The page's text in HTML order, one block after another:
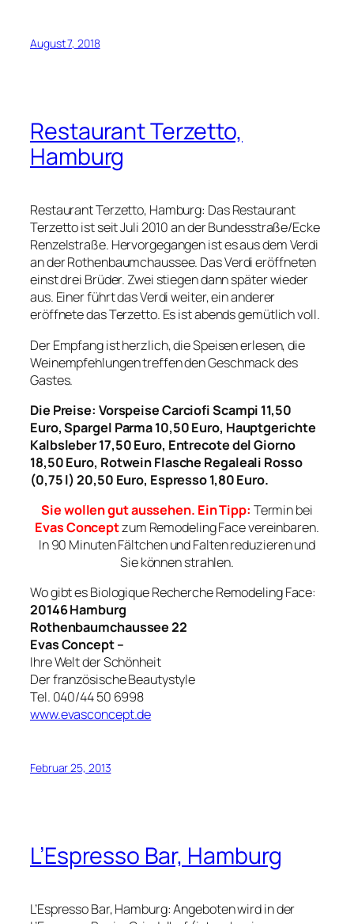
August 7, 2018
Restaurant Terzetto,
Hamburg
Restaurant Terzetto, Hamburg: Das Restaurant
Terzetto ist seit Juli 2010 an der Bundesstraße/Ecke
Renzelstraße. Hervorgegangen ist es aus dem Verdi
an der Rothenbaumchaussee. Das Verdi eröffneten
einst drei Brüder. Zwei stiegen dann später wieder
aus. Einer führt das Verdi weiter, ein anderer
eröffnete das Terzetto. Es ist abends gemütlich voll.
Der Empfang ist herzlich, die Speisen erlesen, die
Weinempfehlungen treffen den Geschmack des
Gastes.
Die Preise: Vorspeise Carciofi Scampi 11,50
Euro, Spargel Parma 10,50 Euro, Hauptgerichte
Kalbsleber 17,50 Euro, Entrecote del Giorno
18,50 Euro, Rotwein Flasche Regaleali Rosso
(0,75 l) 20,50 Euro, Espresso 1,80 Euro.
Sie wollen gut aussehen. Ein Tipp: Termin bei
Evas Conceptzum Remodeling Face vereinbaren.
In 90 Minuten Fältchen und Falten reduzieren und
Sie können strahlen.
Wo gibt es Biologique Recherche Remodeling Face:
20146 Hamburg
Rothenbaumchaussee 22
Evas Concept –
Ihre Welt der Schönheit
Der französische Beautystyle
Tel. 040/44 50 6998
www.evasconcept.de
Februar 25, 2013
L’Espresso Bar, Hamburg
L’Espresso Bar, Hamburg: Angeboten wird in der